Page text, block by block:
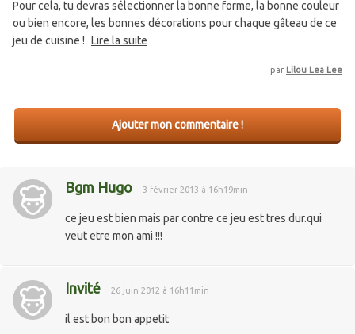
Pour cela, tu devras sélectionner la bonne forme, la bonne couleur
ou bien encore, les bonnes décorations pour chaque gâteau de ce
jeu de cuisine ! Lire la suite
par Lilou Lea Lee
Ajouter mon commentaire !
Bgm Hugo 3 février 2013 à 16h19min
ce jeu est bien mais par contre ce jeu est tres dur.qui
veut etre mon ami !!!
Invité 26 juin 2012 à 16h11min
il est bon bon appetit